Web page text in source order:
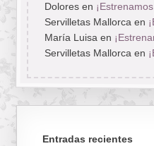
Doloresen
Servilletas Mallorcaen
María Luisaen
Servilletas Mallorcaen
Entradas recientes